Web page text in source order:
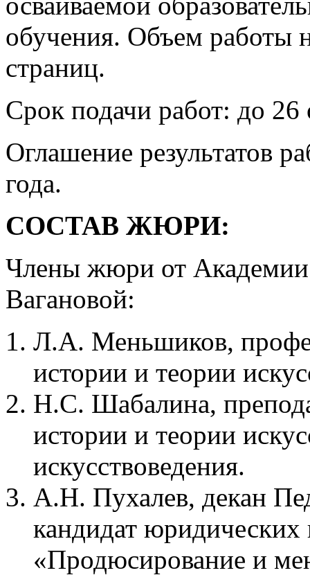
обучения. Объем работы
страниц.
Срок подачи работ: до 26
Оглашение результатов
года.
СОСТАВ ЖЮРИ:
Члены жюри от Академии
Вагановой:
Л.А. Меньшиков,
истории и теории
Н.С. Шабалина,
истории и теории
искусствоведения.
А.Н. Пухалев, декан
кандидат
«Продюсирование и